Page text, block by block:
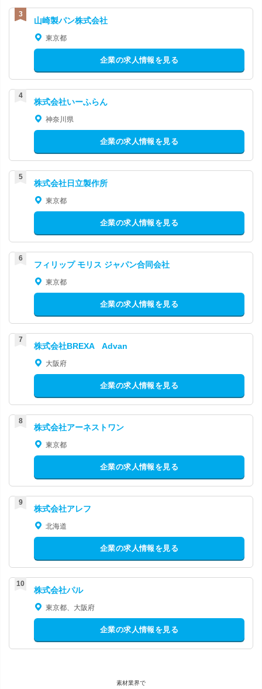
山崎製パン株式会社
東京都
企業の求人情報を見る
株式会社いーふらん
神奈川県
企業の求人情報を見る
株式会社日立製作所
東京都
企業の求人情報を見る
フィリップ モリス ジャパン合同会社
東京都
企業の求人情報を見る
株式会社BREXA Advan
大阪府
企業の求人情報を見る
株式会社アーネストワン
東京都
企業の求人情報を見る
株式会社アレフ
北海道
企業の求人情報を見る
株式会社パル
東京都、大阪府
企業の求人情報を見る
素材業界で